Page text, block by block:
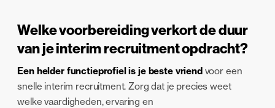
Welke voorbereiding verkort de duur
van je interim recruitment opdracht?
Een helder functieprofiel is je beste vriendvoor een
snelle interim recruitment. Zorg dat je precies weet
welke vaardigheden, ervaring en